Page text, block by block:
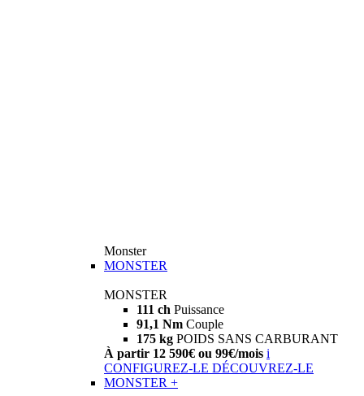
Monster
MONSTER
MONSTER
111 ch Puissance
91,1 Nm Couple
175 kg POIDS SANS CARBURANT
À partir 12 590€ ou 99€/mois i
CONFIGUREZ-LE DÉCOUVREZ-LE
MONSTER +